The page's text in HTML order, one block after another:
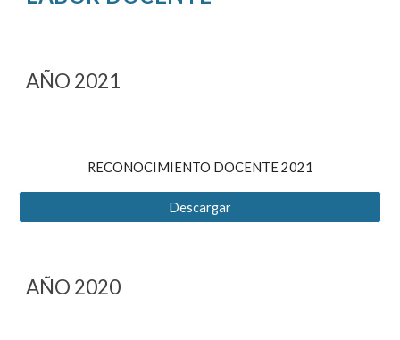
AÑO 2021
RECONOCIMIENTO DOCENTE 2021
Descargar
AÑO 2020